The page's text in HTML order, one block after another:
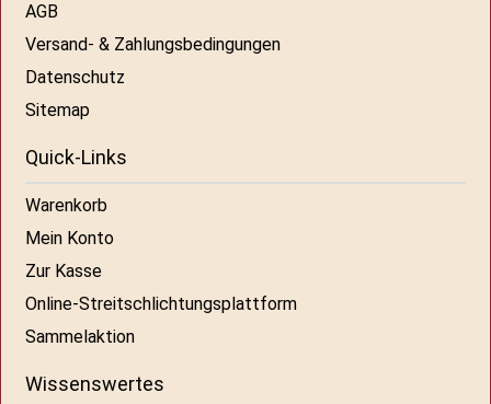
AGB
Versand- & Zahlungsbedingungen
Datenschutz
Sitemap
Quick-Links
Warenkorb
Mein Konto
Zur Kasse
Online-Streitschlichtungsplattform
Sammelaktion
Wissenswertes